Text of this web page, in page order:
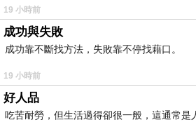
19 小時前
成功與失敗
成功靠不斷找方法，失敗靠不停找藉口。
19 小時前
好人品
吃苦耐勞，但生活過得卻很一般，這通常是